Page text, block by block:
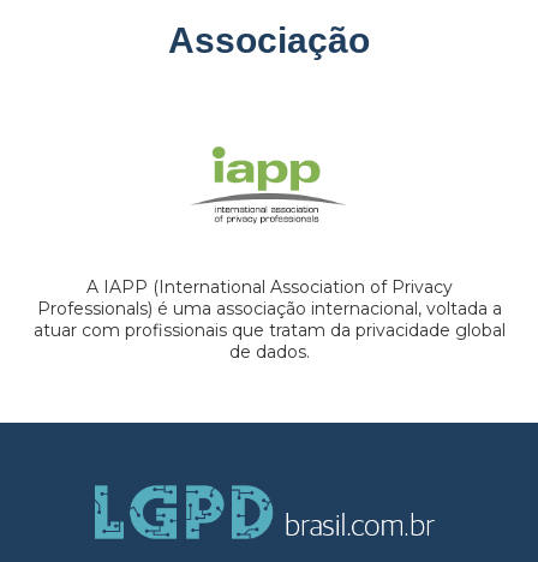
Associação
A IAPP (International Association of Privacy
Professionals) é uma associação internacional, voltada a
atuar com profissionais que tratam da privacidade global
de dados.